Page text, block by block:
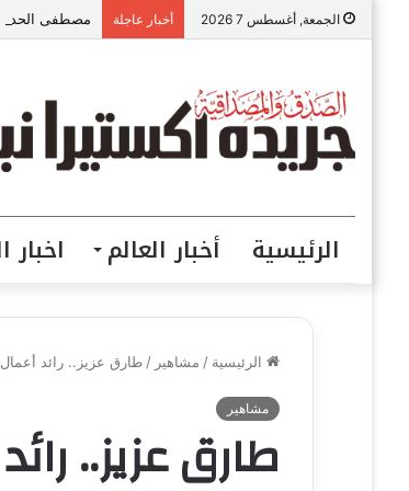
الجمعة, أغسطس 7 2026 أخبار عاجلة مصطفى الحداد
الرئيسية أخبار العالم اخبار
الرئيسية / مشاهير / طارق عزيز.. رائد
مشاهير
طارق عزيز..